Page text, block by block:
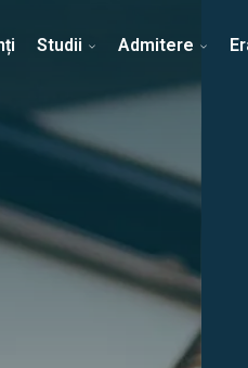
Facultate Știri
Studii Admitere